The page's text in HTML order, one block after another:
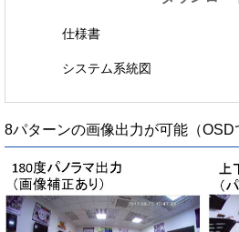
仕様書
システム系統図
8パターンの画像出力が可能（OSD